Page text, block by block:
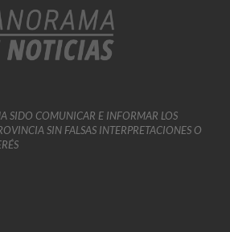
SIDO COMUNICAR E INFORMAR LOS
SIN FALSAS INTERPRETACIONES O